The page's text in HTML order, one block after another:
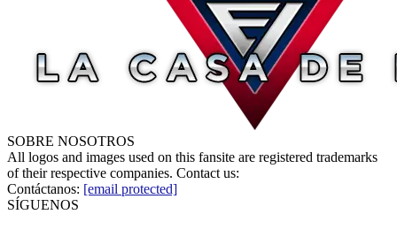
SOBRE NOSOTROS
All logos and images used on this fansite are registered trademarks
of their respective companies. Contact us:
Contáctanos: [email protected]
SÍGUENOS